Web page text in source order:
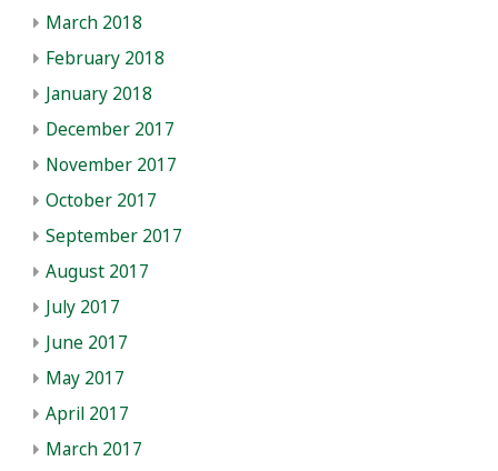
March 2018
February 2018
January 2018
December 2017
November 2017
October 2017
September 2017
August 2017
July 2017
June 2017
May 2017
April 2017
March 2017